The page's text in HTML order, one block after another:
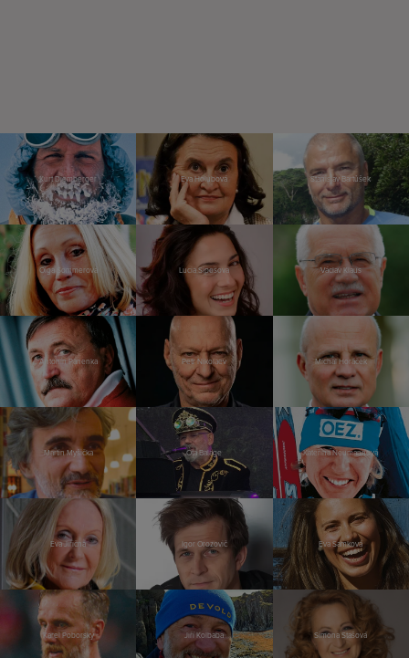
Kurt Diemberger Eva Holubová Stanislav Bartůšek
Olga Sommerová Lucia Siposová Václav Klaus
Antonín Panenka Petr Nikolaev Michal Horáček
Martin Myšička Ota Balage Kateřina Neumannová
Eva Jiřičná Igor Orozovič Eva Samková
Karel Poborský Jiří Kolbaba Simona Stašová